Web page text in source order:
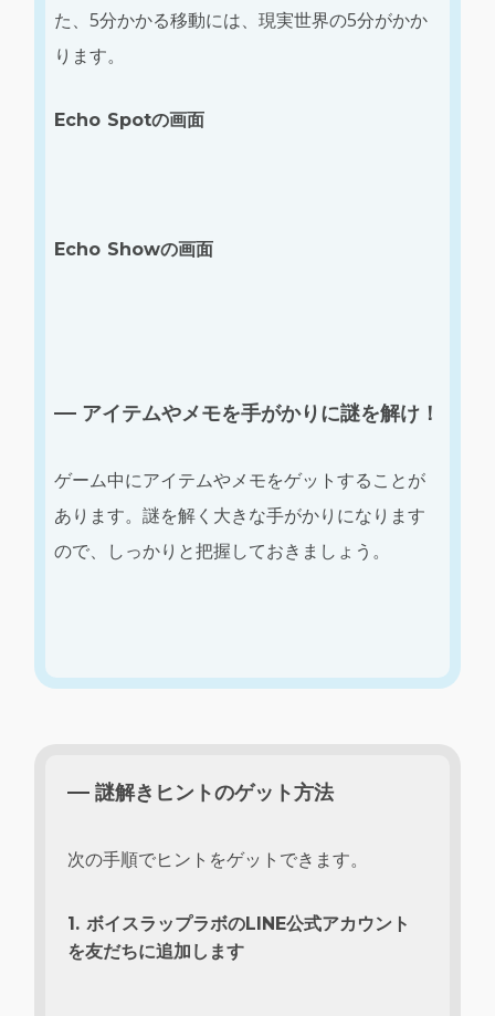
た、5分かかる移動には、現実世界の5分がかか
ります。
Echo Spotの画面
Echo Showの画面
アイテムやメモを手がかりに謎を解け！
ゲーム中にアイテムやメモをゲットすることが
あります。謎を解く大きな手がかりになります
ので、しっかりと把握しておきましょう。
謎解きヒントのゲット方法
次の手順でヒントをゲットできます。
1. ボイスラップラボのLINE公式アカウント
を友だちに追加します